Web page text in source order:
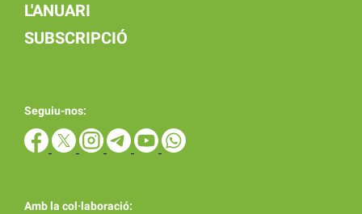
L'ANUARI
SUBSCRIPCIÓ
Seguiu-nos:
Amb la col·laboració: